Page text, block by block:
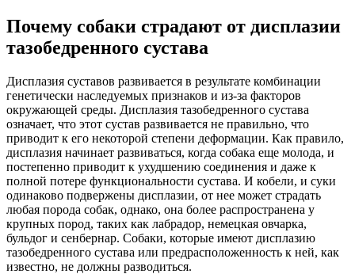
Почему собаки страдают от дисплазии
тазобедренного сустава
Дисплазия суставов развивается в результате комбинации
генетически наследуемых признаков и из-за факторов
окружающей среды. Дисплазия тазобедренного сустава
означает, что этот сустав развивается не правильно, что
приводит к его некоторой степени деформации. Как правило,
дисплазия начинает развиваться, когда собака еще молода, и
постепенно приводит к ухудшению соединения и даже к
полной потере функциональности сустава. И кобели, и суки
одинаково подвержены дисплазии, от нее может страдать
любая порода собак, однако, она более распространена у
крупных пород, таких как лабрадор, немецкая овчарка,
бульдог и сенбернар. Собаки, которые имеют дисплазию
тазобедренного сустава или предрасположенность к ней, как
известно, не должны разводиться.